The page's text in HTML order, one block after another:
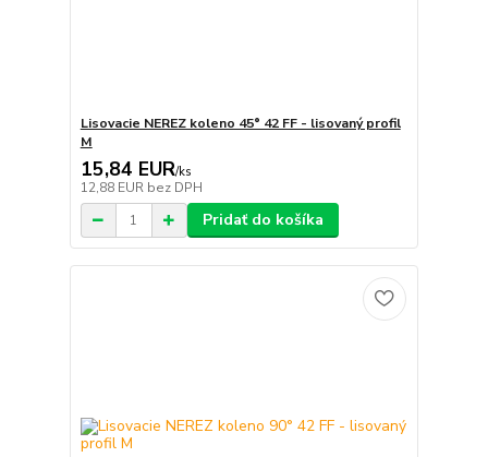
Lisovacie NEREZ koleno 45° 42 FF - lisovaný profil
M
15,84 EUR/ks
12,88 EUR bez DPH
Pridať do košíka